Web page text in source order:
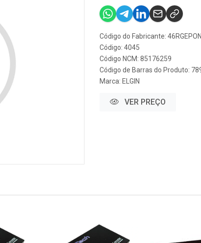
Código do Fabricante:
Código: 4045
Código NCM: 85176259
Código de Barras do Produto:
Marca: ELGIN
VER PREÇO